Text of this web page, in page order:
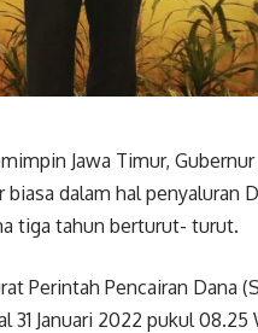
Jawa Timur,
dalam hal penyaluran
tiga tahun berturut- turut.
Perintah Pencairan Dana
Januari 2022 pukul 08.25